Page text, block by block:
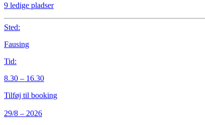
9 ledige pladser
Sted:
Fausing
Tid:
8.30 – 16.30
Tilføj til booking
29/8 – 2026